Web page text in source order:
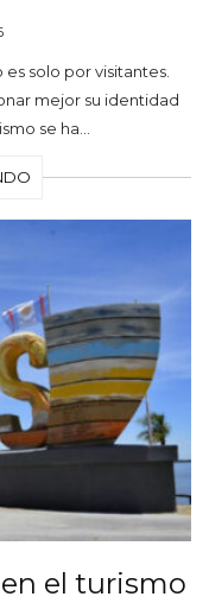
solo por visitantes.
mejor su identidad
se ha…
el turismo